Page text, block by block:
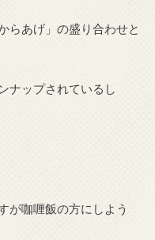
らあげ」の盛り合わせと
ナップされているし
が咖喱飯の方にしよう